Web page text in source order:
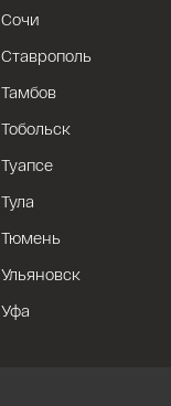
Сочи
Ставрополь
Тамбов
Тобольск
Туапсе
Тула
Тюмень
Ульяновск
Уфа